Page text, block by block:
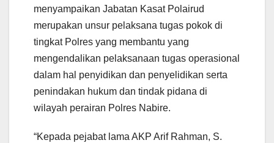
menyampaikan Jabatan Kasat Polairud
merupakan unsur pelaksana tugas pokok di
tingkat Polres yang membantu yang
mengendalikan pelaksanaan tugas operasional
dalam hal penyidikan dan penyelidikan serta
penindakan hukum dan tindak pidana di
wilayah perairan Polres Nabire.
“Kepada pejabat lama AKP Arif Rahman, S.